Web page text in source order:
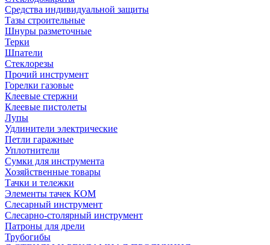
Средства индивидуальной защиты
Тазы строительные
Шнуры разметочные
Терки
Шпатели
Стеклорезы
Прочий инструмент
Горелки газовые
Клеевые стержни
Клеевые пистолеты
Лупы
Удлинители электрические
Петли гаражные
Уплотнители
Сумки для инструмента
Хозяйственные товары
Тачки и тележки
Элементы тачек КОМ
Слесарный инструмент
Слесарно-столярный инструмент
Патроны для дрели
Трубогибы